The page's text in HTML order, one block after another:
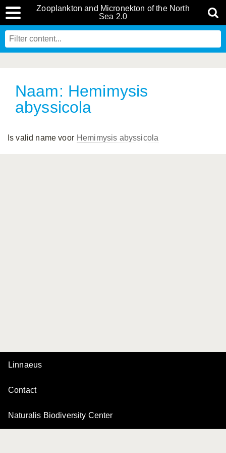
Zooplankton and Micronekton of the North
Sea 2.0
Naam: Hemimysis
abyssicola
Is valid name voor Hemimysis abyssicola
Linnaeus
Contact
Naturalis Biodiversity Center